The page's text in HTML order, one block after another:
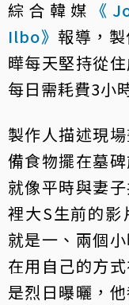
綜合韓媒 《
Ilbo》 報導，
曄每天堅持從
每日需耗費3小
製作人描述現
備食物擺在墓
就像平時與妻
裡大S生前的影
就是一、兩個
在用自己的方
是烈日曝曬，